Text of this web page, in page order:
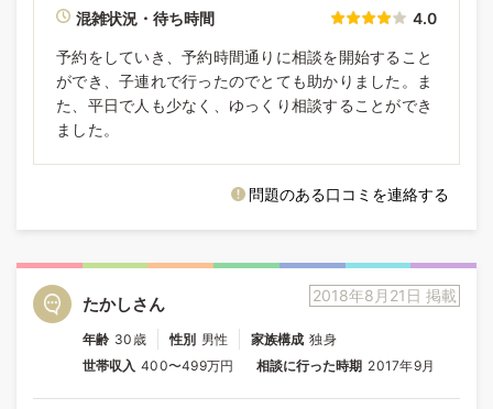
混雑状況・待ち時間 4.0
予約をしていき、予約時間通りに相談を開始すること
ができ、子連れで行ったのでとても助かりました。ま
た、平日で人も少なく、ゆっくり相談することができ
ました。
問題のある口コミを連絡する
2018年8月21日 掲載
たかしさん
年齢 30歳 性別 男性 家族構成 独身
世帯収入 400〜499万円 相談に行った時期 2017年9月